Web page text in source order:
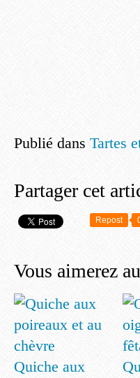
Publié dans Tartes
Partager cet
Repost
Vous aimerez
Quiche aux